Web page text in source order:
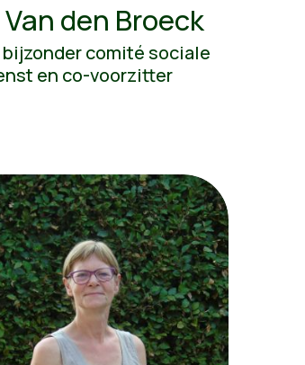
Van den Broeck
bijzonder comité sociale
en co-voorzitter